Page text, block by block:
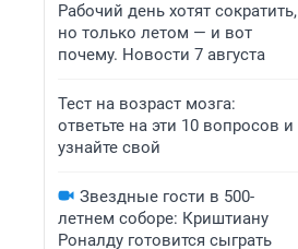
Рабочий день хотят сократить,
но только летом — и вот
почему. Новости 7 августа
Тест на возраст мозга:
ответьте на эти 10 вопросов и
узнайте свой
Звездные гости в 500-
летнем соборе: Криштиану
Роналду готовится сыграть